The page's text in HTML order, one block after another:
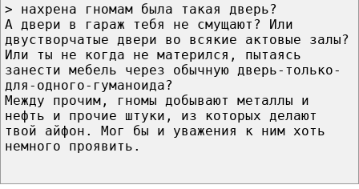
> нахрена гномам была такая дверь?
А двери в гараж тебя не смущают? Или
двустворчатые двери во всякие актовые залы?
Или ты не когда не матерился, пытаясь
занести мебель через обычную дверь-только-
для-одного-гуманоида?
Между прочим, гномы добывают металлы и
нефть и прочие штуки, из которых делают
твой айфон. Мог бы и уважения к ним хоть
немного проявить.